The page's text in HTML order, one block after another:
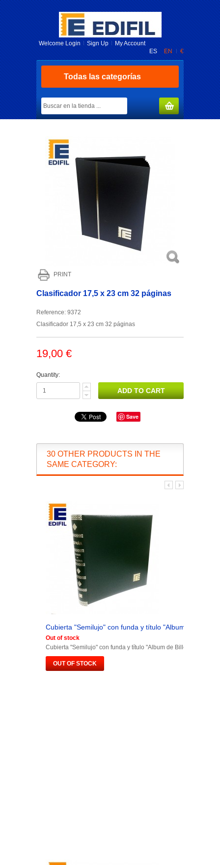
€
ES EN
WelcomeLogin Sign Up My Account
Todas las categorías
MY CART(0)
PRINT
Clasificador 17,5 x 23 cm 32 páginas
Reference: 9372
Clasificador 17,5 x 23 cm 32 páginas
19,00 €
Quantity:
Save
30 OTHER PRODUCTS IN THE
SAME CATEGORY:
Cubierta "Semilujo" con funda y título "Album de
Out of stock
Cubierta "Semilujo" con funda y título "Album de Billetes España"
OUT OF STOCK